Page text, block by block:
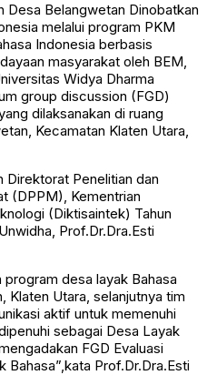
Belangwetan Dinobatkan
melalui program PKM
Indonesia berbasis
masyarakat oleh BEM,
Widya Dharma
group discussion (FGD)
dilaksanakan di ruang
Kecamatan Klaten Utara,
Direktorat Penelitian dan
(DPPM), Kementrian
(Diktisaintek) Tahun
Prof.Dr.Dra.Esti
program desa layak Bahasa
Klaten Utara, selanjutnya tim
aktif untuk memenuhi
sebagai Desa Layak
FGD Evaluasi
Prof.Dr.Dra.Esti